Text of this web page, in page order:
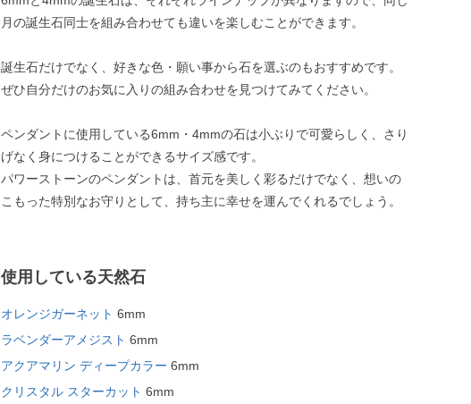
月の誕生石同士を組み合わせても違いを楽しむことができます。
誕生石だけでなく、好きな色・願い事から石を選ぶのもおすすめです。
ぜひ自分だけのお気に入りの組み合わせを見つけてみてください。
ペンダントに使用している6mm・4mmの石は小ぶりで可愛らしく、さり
げなく身につけることができるサイズ感です。
パワーストーンのペンダントは、首元を美しく彩るだけでなく、想いの
こもった特別なお守りとして、持ち主に幸せを運んでくれるでしょう。
使用している天然石
オレンジガーネット 6mm
ラベンダーアメジスト 6mm
アクアマリン ディープカラー 6mm
クリスタル スターカット 6mm